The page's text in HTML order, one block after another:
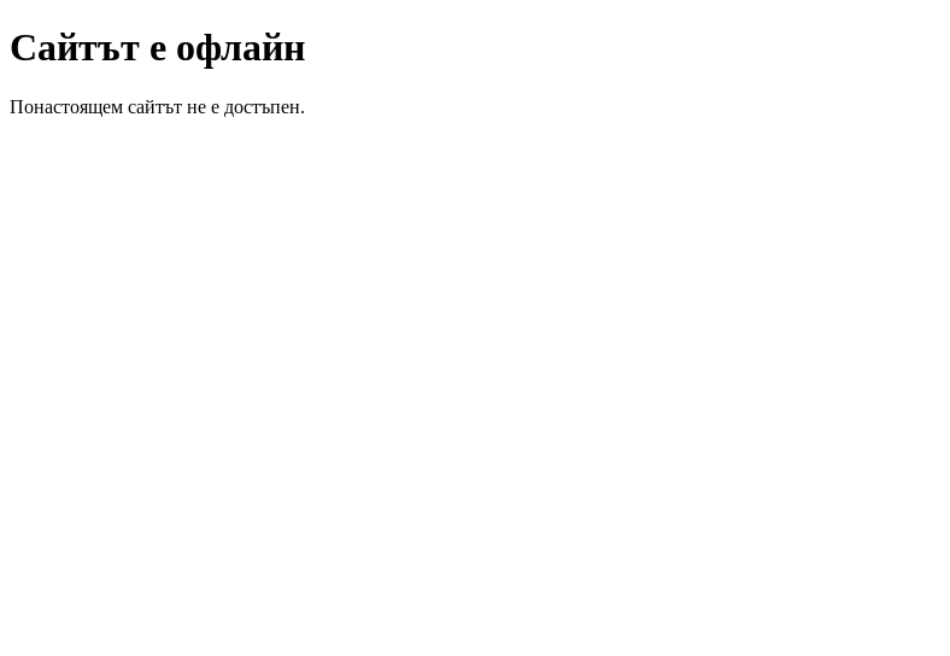
Сайтът е офлайн
Понастоящем сайтът не е достъпен.